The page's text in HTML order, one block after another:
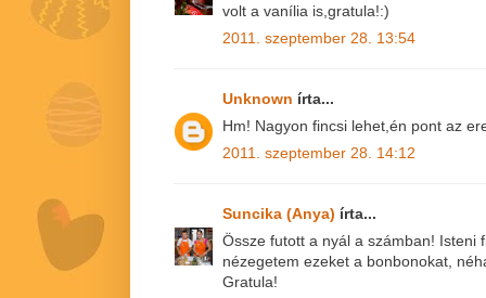
volt a vanília is,gratula!:)
2011. szeptember 28. 13:54
Unknown írta...
Hm! Nagyon fincsi lehet,én pont az
2011. szeptember 28. 14:12
Suncika (Anya) írta...
Össze futott a nyál a számban! Isteni
nézegetem ezeket a bonbonokat,
Gratula!